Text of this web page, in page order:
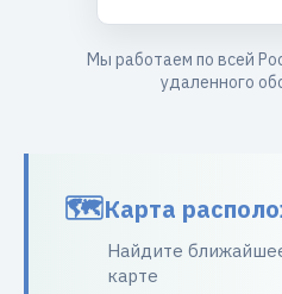
Мы работаем по всей
удаленного
Карта
Найдите
карте